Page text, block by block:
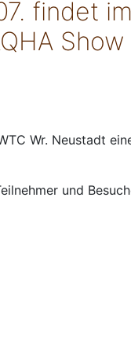
findet
Wr. Neustadt
und